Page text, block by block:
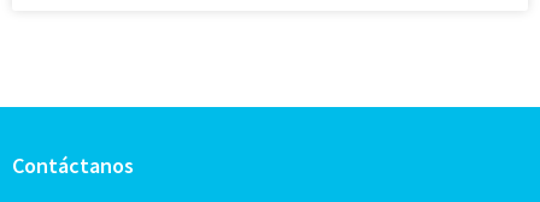
Contáctanos